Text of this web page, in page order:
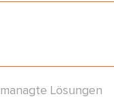
Lösungen